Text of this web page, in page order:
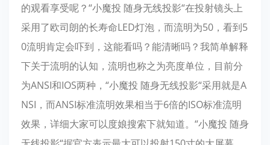
的观看享受呢？“小魔投 随身无线投影“在投射镜头上
采用了欧司朗的长寿命LED灯泡，而流明为50，看到5
0流明肯定会吓到，这能看吗？能清晰吗？我简单解释
下关于流明的认知，流明也称之为亮度单位，目前分
为ANSI和IOS两种，“小魔投 随身无线投影“采用就是A
NSI，而ANSI标准流明效果相当于6倍的ISO标准流明
效果，详细大家可以度娘搜索下就知道。“小魔投 随身